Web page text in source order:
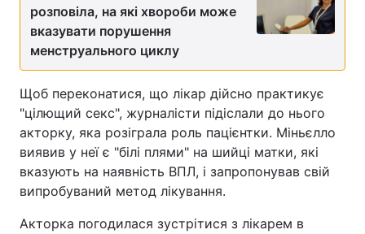
розповіла, на які хвороби може
вказувати порушення
менструального циклу
Щоб переконатися, що лікар дійсно практикує
"цілющий секс", журналісти підіслали до нього
акторку, яка розіграла роль пацієнтки. Міньєлло
виявив у неї є "білі плями" на шийці матки, які
вказують на наявність ВПЛ, і запропонував свій
випробуваний метод лікування.
Акторка погодилася зустрітися з лікарем в